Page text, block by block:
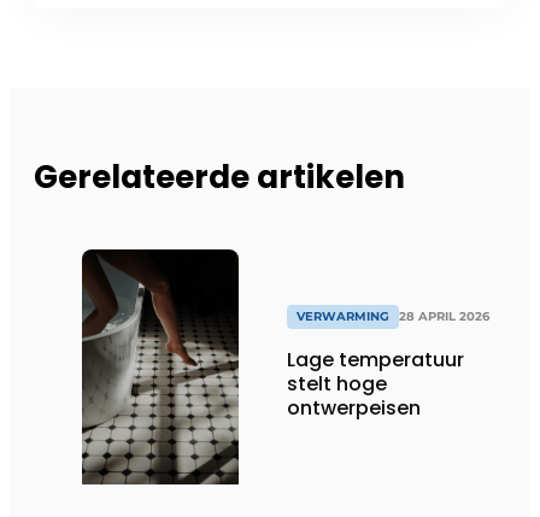
Gerelateerde artikelen
VERWARMING 28 APRIL 2026
Lage temperatuur
stelt hoge
ontwerpeisen